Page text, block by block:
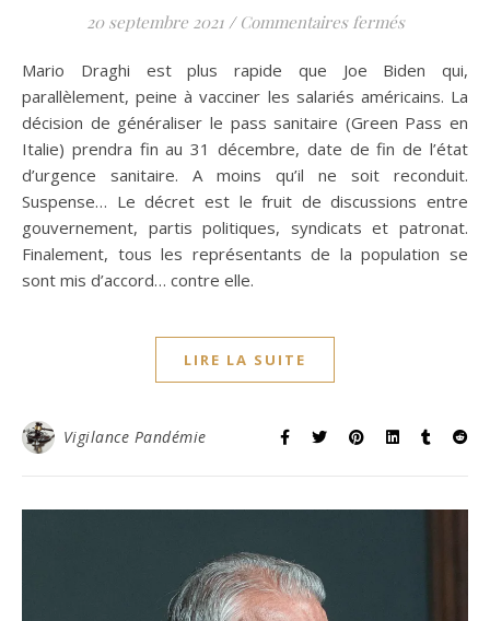
20 septembre 2021 / Commentaires ferméssur Italie :
Mario Draghi est plus rapide que Joe Biden qui,
parallèlement, peine à vacciner les salariés américains. La
décision de généraliser le pass sanitaire (Green Pass en
Italie) prendra fin au 31 décembre, date de fin de l’état
d’urgence sanitaire. A moins qu’il ne soit reconduit.
Suspense… Le décret est le fruit de discussions entre
gouvernement, partis politiques, syndicats et patronat.
Finalement, tous les représentants de la population se
sont mis d’accord… contre elle.
LIRE LA SUITE
Vigilance Pandémie